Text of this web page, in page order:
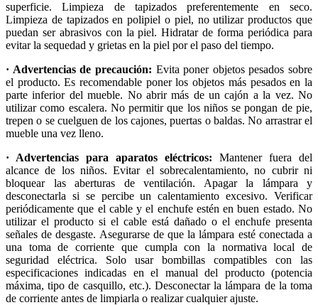
superficie. Limpieza de tapizados preferentemente en seco.
Limpieza de tapizados en polipiel o piel, no utilizar productos que
puedan ser abrasivos con la piel. Hidratar de forma periódica para
evitar la sequedad y grietas en la piel por el paso del tiempo.
· Advertencias de precaución: Evita poner objetos pesados sobre
el producto. Es recomendable poner los objetos más pesados en la
parte inferior del mueble. No abrir más de un cajón a la vez. No
utilizar como escalera. No permitir que los niños se pongan de pie,
trepen o se cuelguen de los cajones, puertas o baldas. No arrastrar el
mueble una vez lleno.
· Advertencias para aparatos eléctricos: Mantener fuera del
alcance de los niños. Evitar el sobrecalentamiento, no cubrir ni
bloquear las aberturas de ventilación. Apagar la lámpara y
desconectarla si se percibe un calentamiento excesivo. Verificar
periódicamente que el cable y el enchufe estén en buen estado. No
utilizar el producto si el cable está dañado o el enchufe presenta
señales de desgaste. Asegurarse de que la lámpara esté conectada a
una toma de corriente que cumpla con la normativa local de
seguridad eléctrica. Solo usar bombillas compatibles con las
especificaciones indicadas en el manual del producto (potencia
máxima, tipo de casquillo, etc.). Desconectar la lámpara de la toma
de corriente antes de limpiarla o realizar cualquier ajuste.